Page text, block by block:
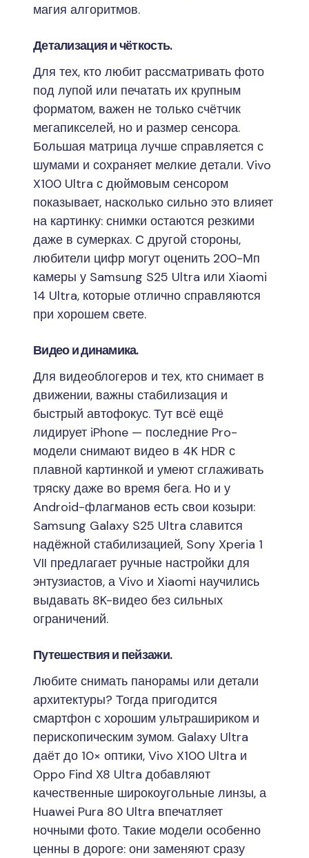
магия алгоритмов.
Детализация и чёткость.
Для тех, кто любит рассматривать фото
под лупой или печатать их крупным
форматом, важен не только счётчик
мегапикселей, но и размер сенсора.
Большая матрица лучше справляется с
шумами и сохраняет мелкие детали. Vivo
X100 Ultra с дюймовым сенсором
показывает, насколько сильно это влияет
на картинку: снимки остаются резкими
даже в сумерках. С другой стороны,
любители цифр могут оценить 200-Мп
камеры у Samsung S25 Ultra или Xiaomi
14 Ultra, которые отлично справляются
при хорошем свете.
Видео и динамика.
Для видеоблогеров и тех, кто снимает в
движении, важны стабилизация и
быстрый автофокус. Тут всё ещё
лидирует iPhone — последние Pro-
модели снимают видео в 4K HDR с
плавной картинкой и умеют сглаживать
тряску даже во время бега. Но и у
Android-флагманов есть свои козыри:
Samsung Galaxy S25 Ultra славится
надёжной стабилизацией, Sony Xperia 1
VII предлагает ручные настройки для
энтузиастов, а Vivo и Xiaomi научились
выдавать 8K-видео без сильных
ограничений.
Путешествия и пейзажи.
Любите снимать панорамы или детали
архитектуры? Тогда пригодится
смартфон с хорошим ультрашириком и
перископическим зумом. Galaxy Ultra
даёт до 10× оптики, Vivo X100 Ultra и
Oppo Find X8 Ultra добавляют
качественные широкоугольные линзы, а
Huawei Pura 80 Ultra впечатляет
ночными фото. Такие модели особенно
ценны в дороге: они заменяют сразу